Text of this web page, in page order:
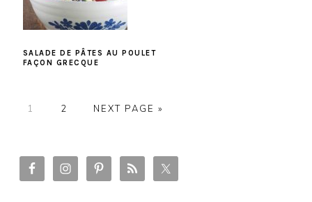
SALADE DE PÂTES AU POULET
FAÇON GRECQUE
PAGE
1 PAGE
2 NEXT PAGE »
SIDEBAR